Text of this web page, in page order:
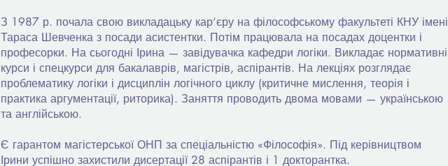
З 1987 р. почала свою викладацьку кар’єру на філософському факультеті КНУ імені
Тараса Шевченка з посади асистентки. Потім працювала на посадах доцентки і
професорки. На сьогодні Ірина — завідувачка кафедри логіки. Викладає нормативні
курси і спецкурси для бакалаврів, магістрів, аспірантів. На лекціях розглядає
проблематику логіки і дисциплін логічного циклу (критичне мислення, теорія і
практика аргументації, риторика). Заняття проводить двома мовами — українською
та англійською.
Є гарантом магістерської ОНП за спеціальністю «Філософія». Під керівництвом
Ірини успішно захистили дисертації 28 аспірантів і 1 докторантка.